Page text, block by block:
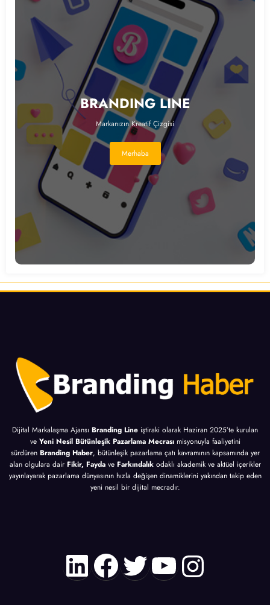
BRANDING LINE
Markanızın Kreatif Çizgisi
Merhaba
Dijital Markalaşma Ajansı Branding Line iştiraki olarak Haziran 2025’te kurulan
ve Yeni Nesil Bütünleşik Pazarlama Mecrası misyonuyla faaliyetini
sürdüren Branding Haber, bütünleşik pazarlama çatı kavramının kapsamında yer
alan olgulara dair Fikir, Fayda ve Farkındalık odaklı akademik ve aktüel içerikler
yayınlayarak pazarlama dünyasının hızla değişen dinamiklerini yakından takip eden
yeni nesil bir dijital mecradır.
LinkedIn
Facebook
Twitter
YouTube